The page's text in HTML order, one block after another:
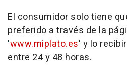
El consumidor solo tiene
preferido a través de la
'www.miplato.es' y lo
entre 24 y 48 horas.